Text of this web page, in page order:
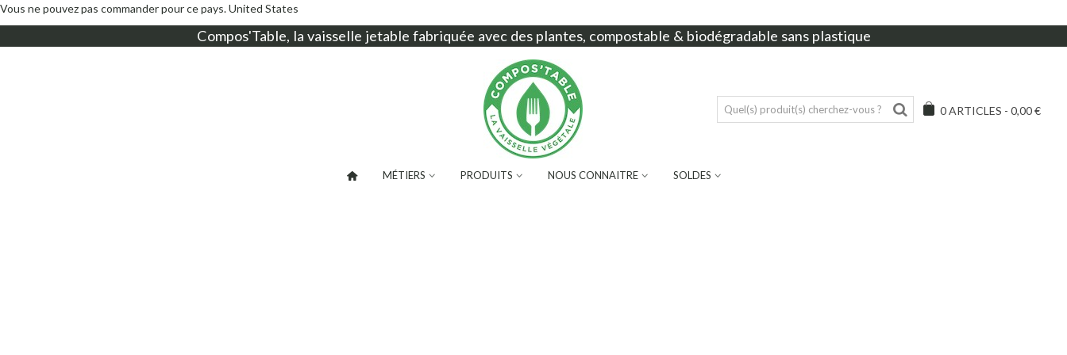
Vous ne pouvez pas commander pour ce pays.United States
Compos'Table, la vaisselle jetable fabriquée avec des plantes, compostable & biodégradable sans plastique
0ARTICLES - 0,00 €
MÉTIERS PRODUITS NOUS CONNAITRE SOLDES